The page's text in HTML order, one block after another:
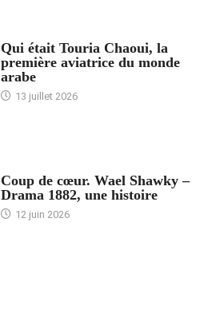
Qui était Touria Chaoui, la
première aviatrice du monde
arabe
13 juillet 2026
Coup de cœur. Wael Shawky –
Drama 1882, une histoire
12 juin 2026